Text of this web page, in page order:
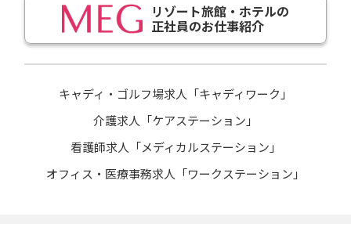
リゾート旅館・ホテルの
正社員のお仕事紹介
キャディ・ゴルフ場求人「キャディワーク」
介護求人「ケアステーション」
看護師求人「メディカルステーション」
オフィス・医療事務求人「ワークステーション」